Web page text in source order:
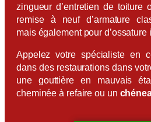
zingueur d’entretien de toiture
remise à neuf d’armature
mais également pour d’ossature
Appelez votre spécialiste en
dans des restaurations dans
une gouttière en mauvais
cheminée à refaire ou un